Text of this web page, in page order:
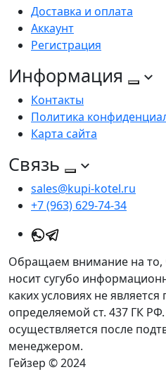
Доставка и оплата
Аккаунт
Регистрация
Информация
Контакты
Политика
Карта сайта
Связь
sales@kupi-kotel.ru
+7 (963) 629-74-34
Обращаем внимание на
носит сугубо
каких условиях не
определяемой ст. 437 ГК
осуществляется после
менеджером.
Гейзер © 2024